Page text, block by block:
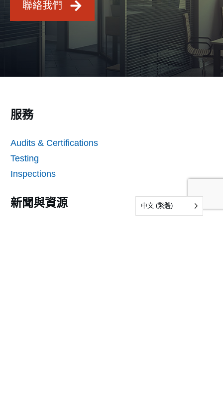
聯絡我們
服務
Audits & Certifications
Testing
Inspections
新聞與資源 中文 (繁體)